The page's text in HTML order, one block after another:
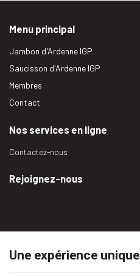
Menu principal
Jambon d'Ardenne IGP
Saucisson d'Ardenne IGP
Membres
Contact
Nos services en ligne
Contactez-nous
Rejoignez-nous
Une expérience unique